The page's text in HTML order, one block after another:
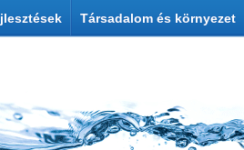
Társadalom és környezet